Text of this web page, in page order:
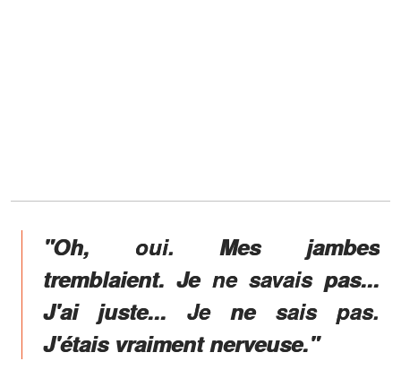
"Oh, oui. Mes jambes
tremblaient. Je ne savais pas...
J'ai juste... Je ne sais pas.
J'étais vraiment nerveuse."